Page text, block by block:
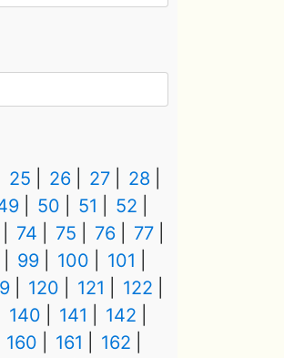
25 26 27
28
50 51
52
74 75 76
77
99 100
101
120 121
122
140 141
142
160 161
162